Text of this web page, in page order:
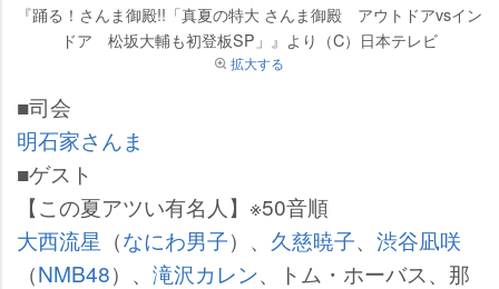
『踊る！さんま御殿!!「真夏の特大 さんま御殿 アウトドアvsイン
ドア 松坂大輔も初登板SP」』より（C）日本テレビ
拡大する
■司会
明石家さんま
■ゲスト
【この夏アツい有名人】※50音順
大西流星 （なにわ男子）、 久慈暁子、 渋谷凪咲
（NMB48）、 滝沢カレン、トム・ホーバス、那